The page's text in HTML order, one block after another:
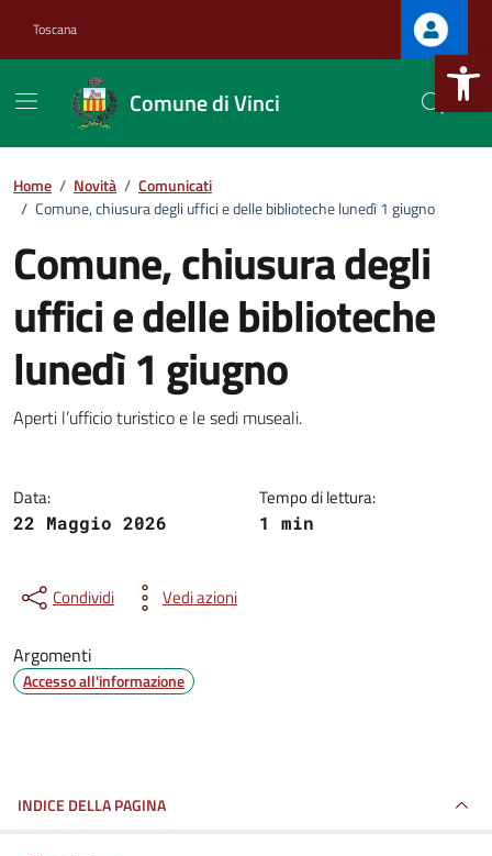
Apri la
Toscana
Comune di Vinci
Home / Novità / Comunicati
/ Comune, chiusura degli uffici e delle biblioteche lunedì 1 giugno
Comune, chiusura degli
uffici e delle biblioteche
lunedì 1 giugno:
Aperti l’ufficio turistico e le sedi museali.
Data:
22 Maggio 2026
Tempo di lettura:
1 min
Condividi Vedi azioni
Argomenti
Accesso all'informazione
INDICE DELLA PAGINA